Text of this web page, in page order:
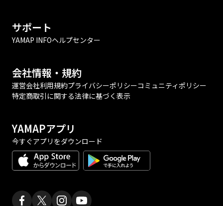
サポート
YAMAP INFOヘルプセンター
会社情報・規約
運営会社利用規約プライバシーポリシーコミュニティポリシー
特定商取引に関する法律に基づく表示
YAMAPアプリ
今すぐアプリをダウンロード